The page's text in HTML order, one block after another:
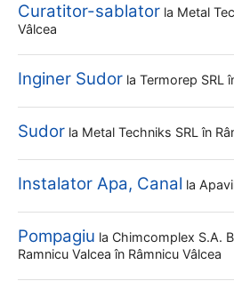
Curatitor-sablator la Metal
Vâlcea
Inginer Sudor la Termorep SRL
Sudor la Metal Techniks SRL în
Instalator Apa, Canal la
Pompagiu la Chimcomplex S.a.
Ramnicu Valcea în Râmnicu Vâlcea